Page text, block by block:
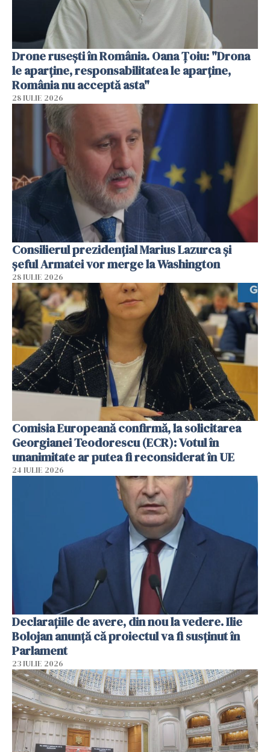
Drone rusești în România. Oana Ţoiu: "Drona
le aparţine, responsabilitatea le aparţine,
România nu acceptă asta"
28 IULIE 2026
Consilierul prezidenţial Marius Lazurca și
șeful Armatei vor merge la Washington
28 IULIE 2026
Comisia Europeană confirmă, la solicitarea
Georgianei Teodorescu (ECR): Votul în
unanimitate ar putea fi reconsiderat în UE
24 IULIE 2026
Declarațiile de avere, din nou la vedere. Ilie
Bolojan anunță că proiectul va fi susținut în
Parlament
23 IULIE 2026